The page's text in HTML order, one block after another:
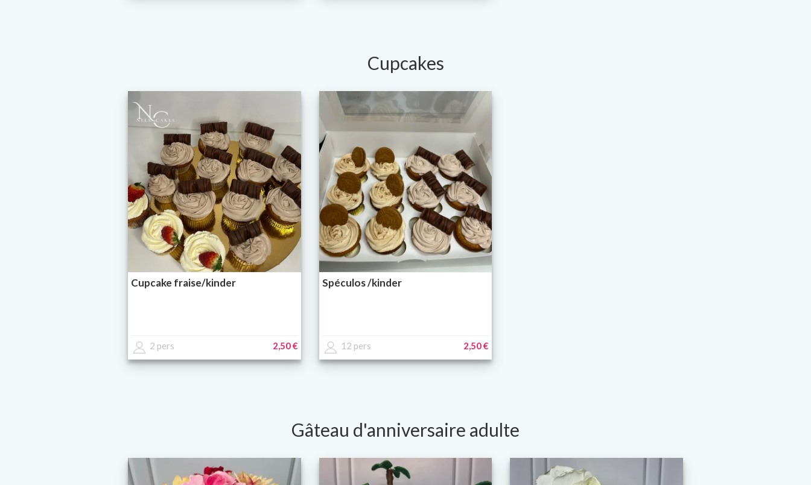
Cupcakes
Cupcake fraise/kinder
2 pers 2,50 €
Spéculos /kinder
12 pers 2,50 €
Gâteau d'anniversaire adulte